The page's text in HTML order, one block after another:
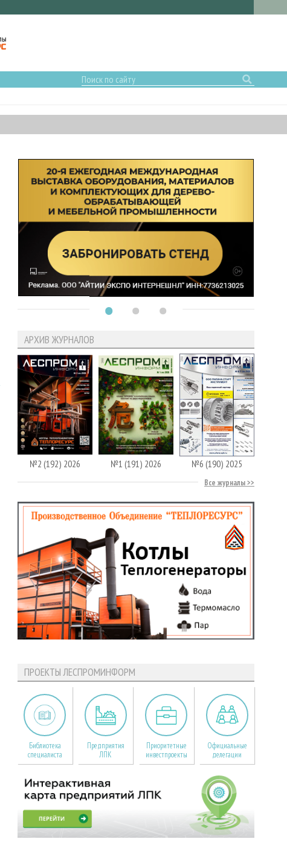
АРХИВ ЖУРНАЛОВ
№2 (192) 2026 №1 (191) 2026 №6 (190) 2025
Все журналы
ПРОЕКТЫ ЛЕСПРОМИНФОРМ
Библиотека
специалиста
Предприятия
ЛПК
Приоритетные
инвестпроекты
Официальные
делегации